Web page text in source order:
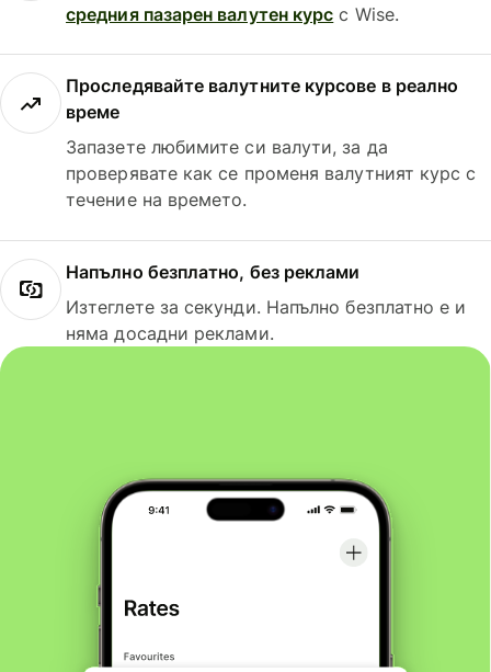
средния пазарен валутен курс с Wise.
Проследявайте валутните курсове в реално
време
Запазете любимите си валути, за да
проверявате как се променя валутният курс с
течение на времето.
Напълно безплатно, без реклами
Изтеглете за секунди. Напълно безплатно е и
няма досадни реклами.